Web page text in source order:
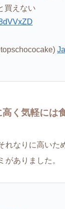
買えない
く気軽には
れなりに高いた
がありました。